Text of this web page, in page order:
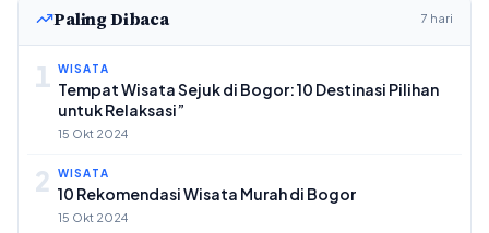
Paling Dibaca 7 hari
1 WISATA
Tempat Wisata Sejuk di Bogor: 10 Destinasi Pilihan
untuk Relaksasi”
15 Okt 2024
2 WISATA
10 Rekomendasi Wisata Murah di Bogor
15 Okt 2024